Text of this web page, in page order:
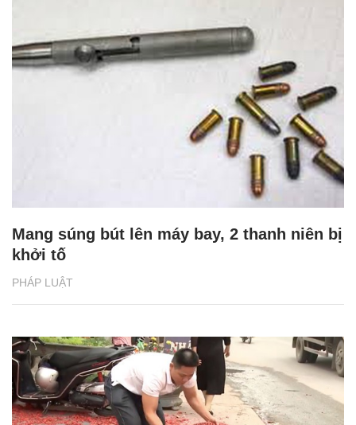
PHÁP LUẬT
Mang súng bút lên máy bay, 2 thanh niên bị
khởi tố